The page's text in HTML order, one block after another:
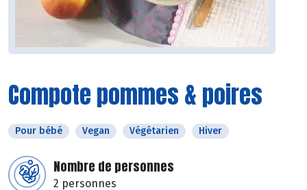
Compote pommes & poires
Pour bébé Vegan Végétarien Hiver
Nombre de personnes
2 personnes